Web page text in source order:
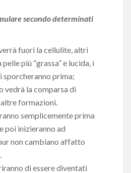
secondo determinati
fuori la cellulite, altri
più “grassa” e lucida, i
sporcheranno prima;
vedrà la comparsa di
formazioni.
semplicemente prima
poi inizieranno ad
non cambiano affatto
di essere diventati